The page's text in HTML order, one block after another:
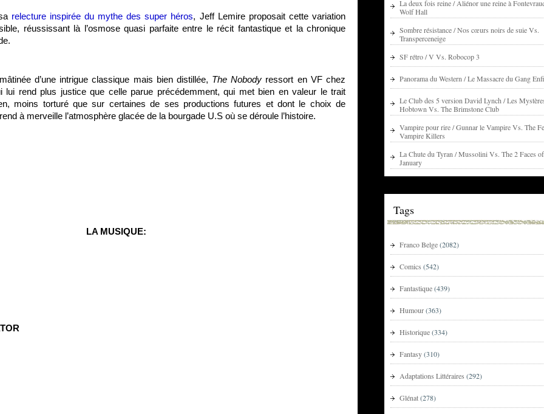
relecture inspirée du mythe des super héros, Jeff Lemire proposait cette variation
réussissant là l’osmose quasi parfaite entre le récit fantastique et la chronique
d’une intrigue classique mais bien distillée, The Nobody ressort en VF chez
lui rend plus justice que celle parue précédemment, qui met bien en valeur le trait
moins torturé que sur certaines de ses productions futures et dont le choix de
à merveille l’atmosphère glacée de la bourgade U.S où se déroule l’histoire.
LA MUSIQUE:
La deux fois reine / Aliénor une reine à
Wolf Hall
Sombre résistance / Nos cœurs noirs de suie Vs.
Transperceneige
SF rétro / V Vs. Robocop 3
Panorama du Western / Le Massacre du Gang
Le Club des 5 version David Lynch / Les
Hobtown Vs. The Brimstone Club
Vampire pour rire / Gunnar le Vampire Vs. The
Vampire Killers
La Chute du Tyran / Mussolini Vs. The 2 Faces of
January
Tags
Franco Belge(2082)
Comics (542)
Fantastique(439)
Humour(363)
Historique(334)
Fantasy(310)
Adaptations Littéraires (292)
Glénat(278)